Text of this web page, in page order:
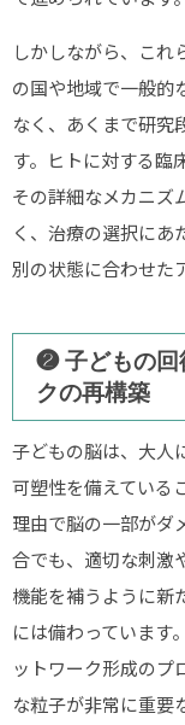
しかしながら、これ
の国や地域で一般的
なく、あくまで研究
す。ヒトに対する臨
その詳細なメカニズ
く、治療の選択にあ
別の状態に合わせた
❷ 子どもの回
クの再構築
子どもの脳は、大人
可塑性を備えている
理由で脳の一部がダ
合でも、適切な刺激
機能を補うように新
には備わっています
ットワーク形成のプ
な粒子が非常に重要